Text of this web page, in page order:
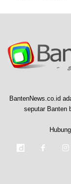
BantenNews.co.id
seputar Banten